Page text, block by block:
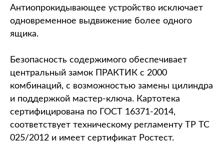
Антиопрокидывающее устройство исключает
одновременное выдвижение более одного
ящика.
Безопасность содержимого обеспечивает
центральный замок ПРАКТИК с 2000
комбинаций, с возможностью замены цилиндра
и поддержкой мастер-ключа. Картотека
сертифицирована по ГОСТ 16371-2014,
соответствует техническому регламенту ТР ТС
025/2012 и имеет сертификат Ростест.